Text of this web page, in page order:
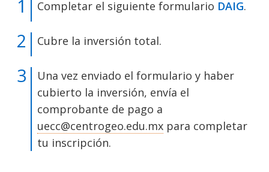
Completar el siguiente formulario DAIG.
Cubre la inversión total.
Una vez enviado el formulario y haber
cubierto la inversión, envía el
comprobante de pago a
uecc@centrogeo.edu.mx para completar
tu inscripción.